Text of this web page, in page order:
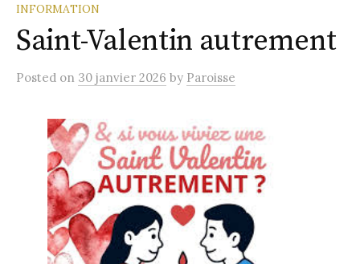
INFORMATION
Saint-Valentin autrement
Posted on 30 janvier 2026 by Paroisse